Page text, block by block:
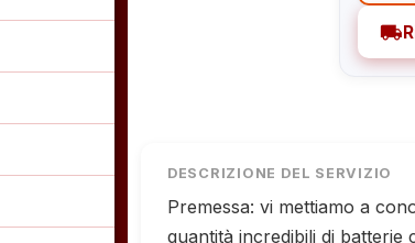
local_shipping
DESCRIZIONE DEL SERVIZIO
Premessa: vi mettiamo a
quantità incredibili di